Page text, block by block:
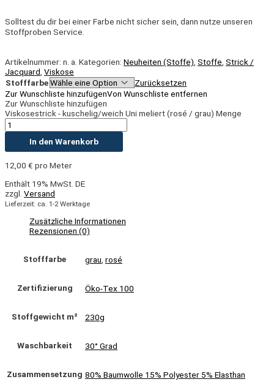
Solltest du dir bei einer Farbe nicht sicher sein, dann nutze unseren
Stoffproben Service.
Artikelnummer: n. a. Kategorien: Neuheiten (Stoffe), Stoffe, Strick /
Jacquard, Viskose
Stofffarbe
Zurücksetzen
Zur Wunschliste hinzufügenVon Wunschliste entfernen
Zur Wunschliste hinzufügen
Viskosestrick - kuschelig/weich Uni meliert (rosé / grau) Menge
In den Warenkorb
12,00 € pro Meter
Enthält 19% MwSt. DE
zzgl. Versand
Lieferzeit: ca. 1-2 Werktage
Zusätzliche Informationen
Rezensionen (0)
Stofffarbe grau rosé
Zertifizierung Öko-Tex 100
Stoffgewicht m² 230g
Waschbarkeit 30° Grad
Zusammensetzung 80% Baumwolle 15% Polyester 5% Elasthan